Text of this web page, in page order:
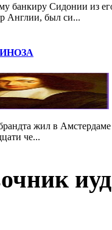
банкиру Сидонии из
Англии, был си...
жил в
че...